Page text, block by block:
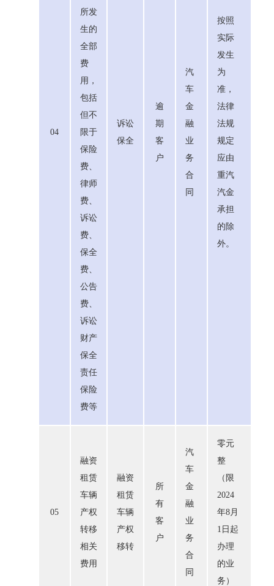
04
所发
生的
全部
费
用，
包括
但不
限于
保险
费、
律师
费、
诉讼
费、
保全
费、
公告
费、
诉讼
财产
保全
责任
保险
费等
诉讼
保全
逾
期
客
户
汽
车
金
融
业
务
合
同
按照
实际
发生
为
准，
法律
法规
规定
应由
重汽
汽金
承担
的除
外。
05
融资
租赁
车辆
产权
转移
相关
费用
融资
租赁
车辆
产权
移转
所
有
客
户
汽
车
金
融
业
务
合
同
零元
整
（限
2024
年8月
1日起
办理
的业
务）